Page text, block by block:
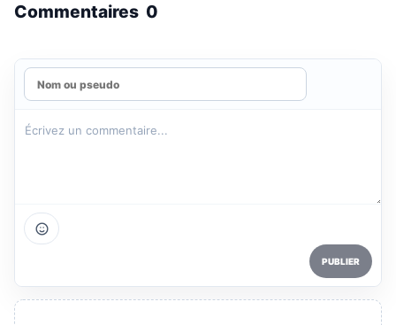
Commentaires 0
PUBLIER